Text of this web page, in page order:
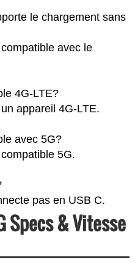
le chargement sans
avec le
4G-LTE?
appareil 4G-LTE.
avec 5G?
5G.
pas en USB C.
Specs & Vitesse